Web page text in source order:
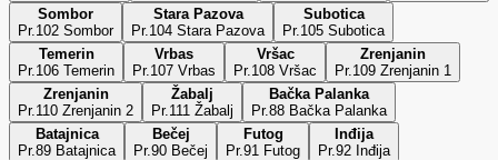
Sombor
Pr.102 Sombor
Stara Pazova
Pr.104 Stara Pazova
Subotica
Pr.105 Subotica
Temerin
Pr.106 Temerin
Vrbas
Pr.107 Vrbas
Vršac
Pr.108 Vršac
Zrenjanin
Pr.109 Zrenjanin 1
Zrenjanin
Pr.110 Zrenjanin 2
Žabalj
Pr.111 Žabalj
Bačka Palanka
Pr.88 Bačka Palanka
Batajnica
Pr.89 Batajnica
Bečej
Pr.90 Bečej
Futog
Pr.91 Futog
Inđija
Pr.92 Inđija